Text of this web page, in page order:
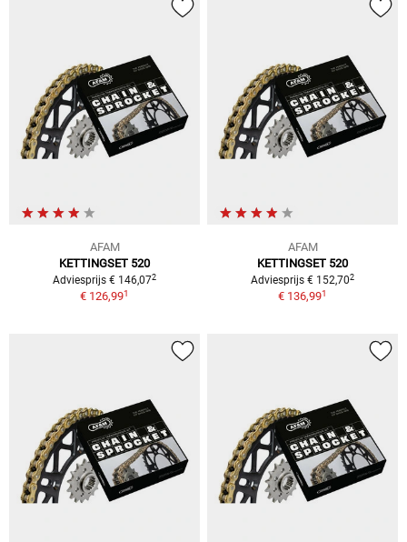
AFAM
KETTINGSET 520
Adviesprijs € 146,072
€ 126,991
AFAM
KETTINGSET 520
Adviesprijs € 152,702
€ 136,991